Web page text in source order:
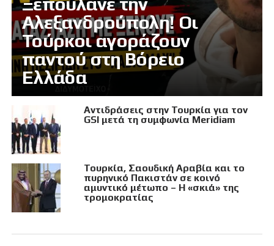
Αλεξανδρούπολη! Οι
Τούρκοι αγοράζουν
παντού στη Βόρειο
Ελλάδα
Αντιδράσεις στην Τουρκία για τον
GSI μετά τη συμφωνία Meridiam
Τουρκία, Σαουδική Αραβία και το
πυρηνικό Πακιστάν σε κοινό
αμυντικό μέτωπο – Η «σκιά» της
τρομοκρατίας